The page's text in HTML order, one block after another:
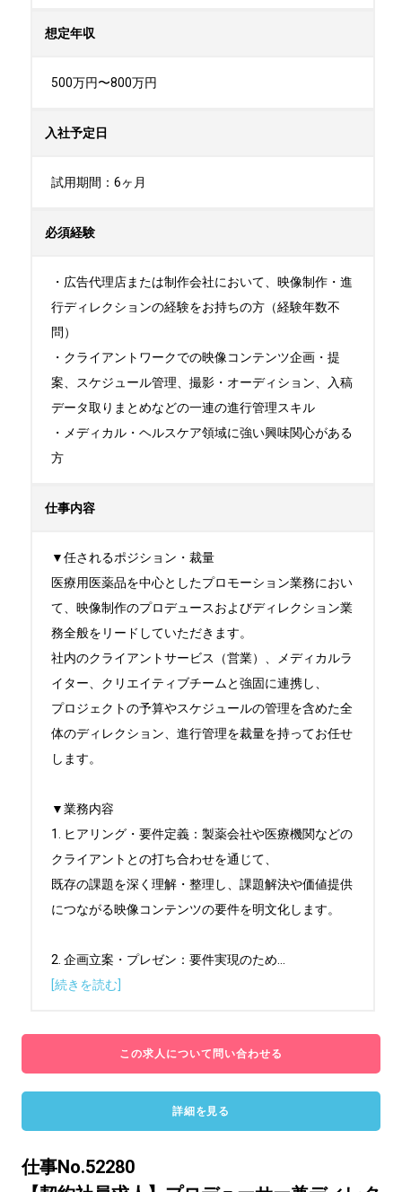
想定年収
500万円〜800万円
入社予定日
試用期間：6ヶ月
必須経験
・広告代理店または制作会社において、映像制作・進
行ディレクションの経験をお持ちの方（経験年数不
問）
・クライアントワークでの映像コンテンツ企画・提
案、スケジュール管理、撮影・オーディション、入稿
データ取りまとめなどの一連の進行管理スキル
・メディカル・ヘルスケア領域に強い興味関心がある
方
仕事内容
▼任されるポジション・裁量
医療用医薬品を中心としたプロモーション業務におい
て、映像制作のプロデュースおよびディレクション業
務全般をリードしていただきます。
社内のクライアントサービス（営業）、メディカルラ
イター、クリエイティブチームと強固に連携し、
プロジェクトの予算やスケジュールの管理を含めた全
体のディレクション、進行管理を裁量を持ってお任せ
します。
▼業務内容
1. ヒアリング・要件定義：製薬会社や医療機関などの
クライアントとの打ち合わせを通じて、
既存の課題を深く理解・整理し、課題解決や価値提供
につながる映像コンテンツの要件を明文化します。
2. 企画立案・プレゼン：要件実現のため
[続きを読む]
この求人について問い合わせる
詳細を見る
仕事No.52280